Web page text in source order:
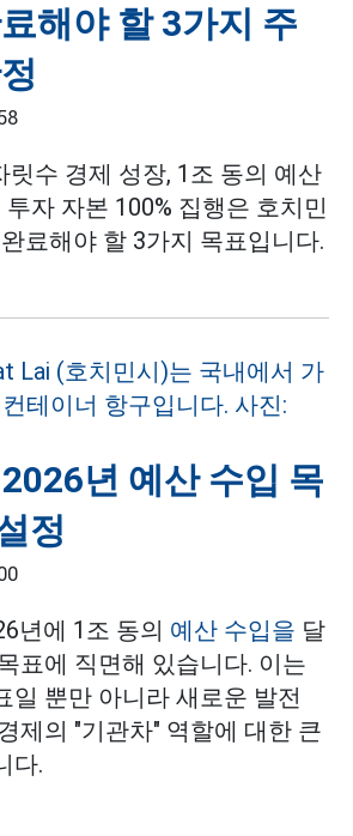
해야 할 3가지 주
릿수 경제 성장, 1조 동의 예산
자 자본 100% 집행은 호치민
료해야 할 3가지 목표입니다.
년 예산 수입 목
정
년에 1조 동의 예산 수입을 달
표에 직면해 있습니다. 이는
일 뿐만 아니라 새로운 발전
제의 "기관차" 역할에 대한 큰
다.